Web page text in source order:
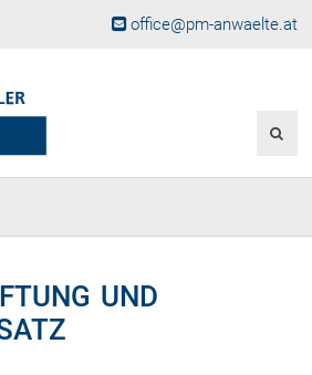
office@pm-anwaelte.at
UND